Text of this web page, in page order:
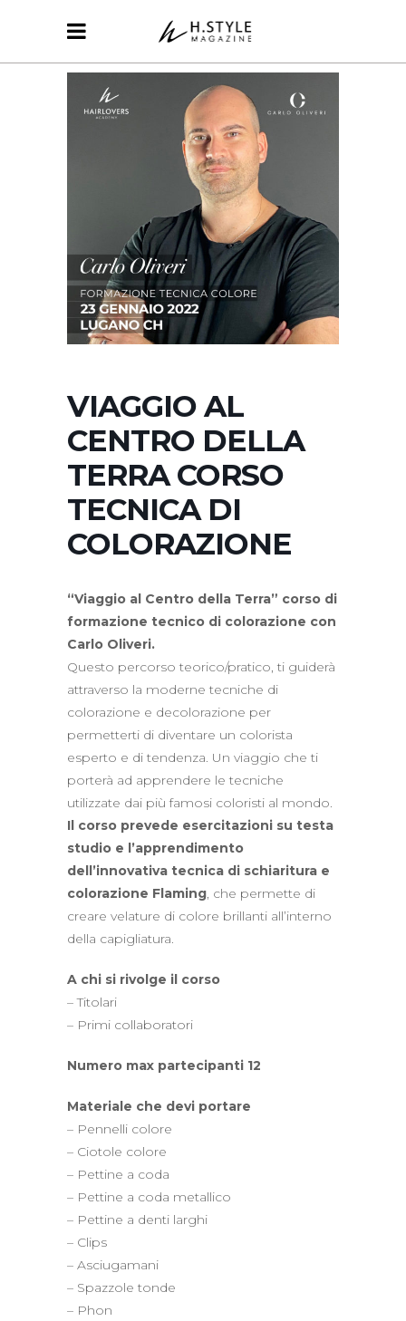
VIAGGIO AL
CENTRO DELLA
TERRA CORSO
TECNICA DI
COLORAZIONE
“Viaggio al Centro della Terra” corso di
formazione tecnico di colorazione con
Carlo Oliveri.
Questo percorso teorico/pratico, ti guiderà
attraverso la moderne tecniche di
colorazione e decolorazione per
permetterti di diventare un colorista
esperto e di tendenza. Un viaggio che ti
porterà ad apprendere le tecniche
utilizzate dai più famosi coloristi al mondo.
Il corso prevede esercitazioni su testa
studio e l’apprendimento
dell’innovativa tecnica di schiaritura e
colorazione Flaming, che permette di
creare velature di colore brillanti all’interno
della capigliatura.
A chi si rivolge il corso
– Titolari
– Primi collaboratori
Numero max partecipanti 12
Materiale che devi portare
– Pennelli colore
– Ciotole colore
– Pettine a coda
– Pettine a coda metallico
– Pettine a denti larghi
– Clips
– Asciugamani
– Spazzole tonde
– Phon